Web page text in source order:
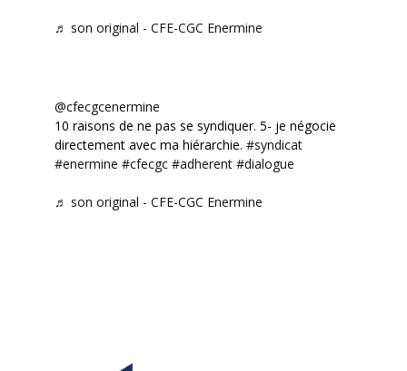
♬ son original - CFE-CGC Enermine
@cfecgcenermine
10 raisons de ne pas se syndiquer. 5- je négocie
directement avec ma hiérarchie. #syndicat
#enermine #cfecgc #adherent #dialogue
♬ son original - CFE-CGC Enermine